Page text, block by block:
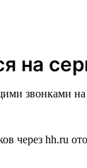
на
звонками